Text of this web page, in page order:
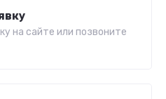
на сайте или позвоните